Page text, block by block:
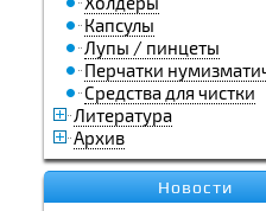
Капсулы
Лупы / пинцеты
Перчатки
Средства для чистки
Литература
Архив
Новости